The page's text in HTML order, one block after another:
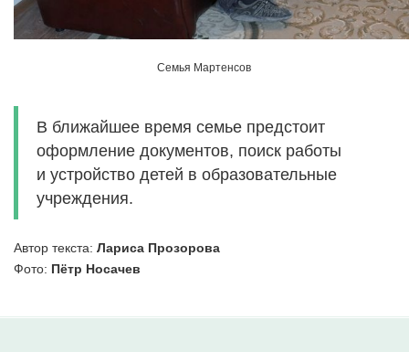
Семья Мартенсов
В ближайшее время семье предстоит
оформление документов, поиск работы
и устройство детей в образовательные
учреждения.
Автор текста: Лариса Прозорова
Фото: Пётр Носачев